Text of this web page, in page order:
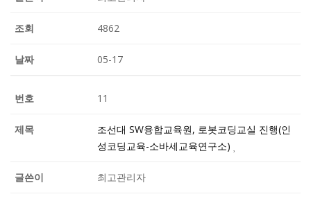
4862
05-17
11
조선대 SW융합교육원, 로봇코딩교실 진행(인
성코딩교육-소바세교육연구소)
최고관리자